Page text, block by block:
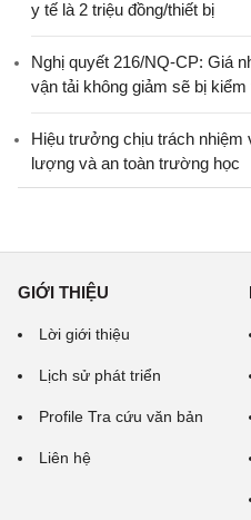
y tế là 2 triệu đồng/thiết bị
Nghị quyết 216/NQ-CP: Giá
vận tải không giảm sẽ bị
Hiệu trưởng chịu trách nhiệm
lượng và an toàn trường học
GIỚI THIỆU
Lời giới thiệu
Lịch sử phát triển
Profile Tra cứu văn bản
Liên hệ